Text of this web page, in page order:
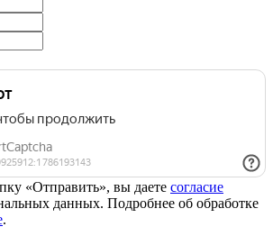
«Отправить», вы даете согласие
данных. Подробнее об обработке
.